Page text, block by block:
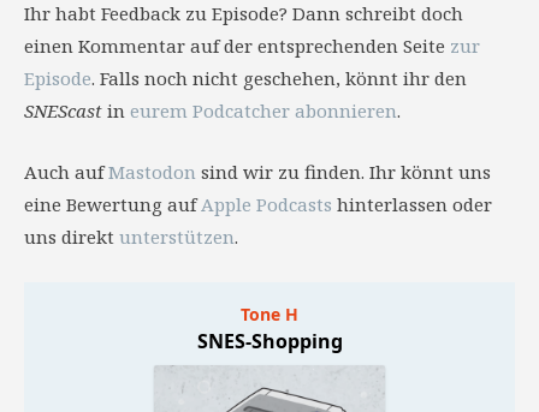
Ihr habt Feedback zu Episode? Dann schreibt doch
einen Kommentar auf der entsprechenden Seite zur
Episode. Falls noch nicht geschehen, könnt ihr den
SNEScast in eurem Podcatcher abonnieren.
Auch aufMastodon sind wir zu finden. Ihr könnt uns
eine Bewertung aufApple Podcasts hinterlassen oder
uns direkt unterstützen.